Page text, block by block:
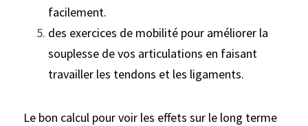
facilement.
des exercices de mobilité pour améliorer la
souplesse de vos articulations en faisant
travailler les tendons et les ligaments.
Le bon calcul pour voir les effets sur le long terme